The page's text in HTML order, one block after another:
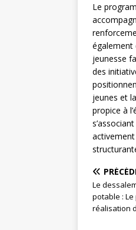
Le
également
jeunesse
des
jeunes et
propice à
Le
potable :
réalisation